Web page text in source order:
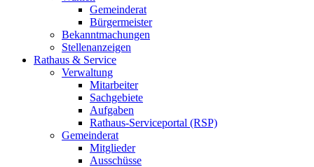
Gemeinderat
Bürgermeister
Bekanntmachungen
Stellenanzeigen
Rathaus & Service
Verwaltung
Mitarbeiter
Sachgebiete
Aufgaben
Rathaus-Serviceportal (RSP)
Gemeinderat
Mitglieder
Ausschüsse